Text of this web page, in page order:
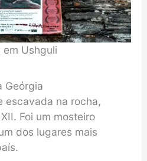
Ushguli
Geórgia
escavada na rocha,
Foi um mosteiro
dos lugares mais